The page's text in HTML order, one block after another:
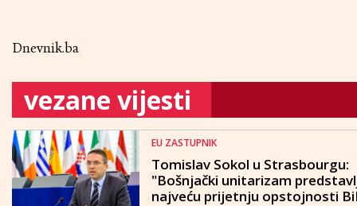
Dnevnik.ba
vezane vijesti
EU ZASTUPNIK
Tomislav Sokol u Strasbourgu:
"Bošnjački unitarizam
najveću prijetnju opstojnosti